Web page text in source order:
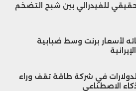
حقيقي للفيدرالي بين شبح التضخم
لأسعار برنت وسط ضبابية
في شركة طاقة تقف وراء
الاصطناعي